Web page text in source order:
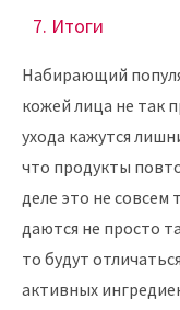
Итоги
Набирающий
кожей лица не так
ухода кажутся
что продукты
деле это не совсем
даются не просто
то будут
активных